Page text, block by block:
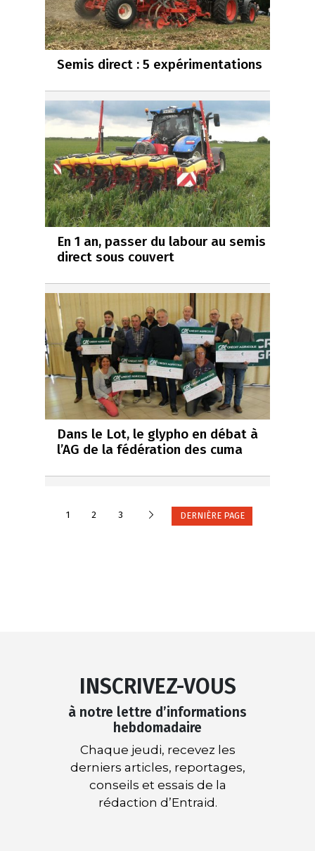
Semis direct : 5 expérimentations
En 1 an, passer du labour au semis
direct sous couvert
Dans le Lot, le glypho en débat à
l’AG de la fédération des cuma
1 2 3 SuivanteDERNIÈRE PAGE
INSCRIVEZ-VOUS
à notre lettre d’informations
hebdomadaire
Chaque jeudi, recevez les
derniers articles, reportages,
conseils et essais de la
rédaction d’Entraid.